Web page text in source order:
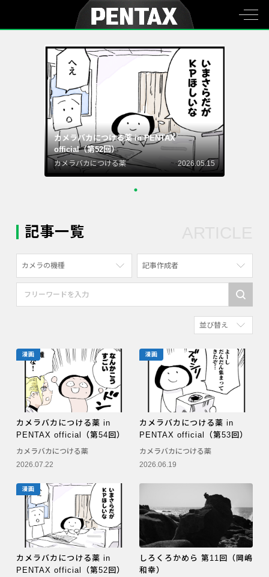
カメラバカにつける薬 in PENTAX
official（第52回）
カメラバカにつける薬 2026.05.15
記事一覧
カメラの機種
すべて
PENTAX K-70
PENTAX K-1
PENTAX K-3 Mark III Monochrome
PENTAX 17
PENTAX Qシリーズ
PENTAX K-1 Mark II
PENTAX KP
PENTAX 645Z
記事作成者
すべて
写真家
漫画家
並び替え
新着順
参考にした人の多
アクセスが多い順
漫画
カメラバカにつける薬 in
PENTAX official（第54回）
カメラバカにつける薬
2026.07.22
漫画
カメラバカにつける薬 in
PENTAX official（第53回）
カメラバカにつける薬
2026.06.19
漫画
カメラバカにつける薬 in
PENTAX official（第52回）
しろくろかめら 第11回（岡嶋
和幸）